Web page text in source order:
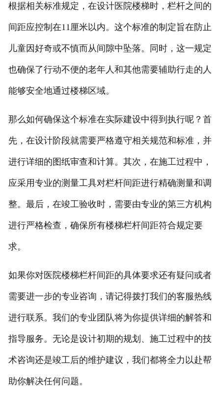
根据相关标准规定，在设计医院楼梯时，栏杆之间的
间距应控制在11厘米以内。这个标准的制定旨在防止
儿童因好奇或不慎而从间隙中坠落。同时，这一规定
也确保了行动不便的老年人和其他需要辅助行走的人
能够安全地通过楼梯区域。
那么如何确保这个标准在实际建设中得到执行呢？首
先，在设计阶段就需要严格遵守相关规范和标准，并
进行详细的图纸审查和计算。其次，在施工过程中，
应采用专业的测量工具对栏杆间距进行精确测量和调
整。最后，在竣工验收时，需要由专业的第三方机构
进行严格检查，确保所有楼梯栏杆间距符合规定要
求。
如果你对医院楼梯栏杆间距的具体要求还有疑问或者
需要进一步的专业咨询，请记得拨打我们的客服热线
进行联系。我们的专业团队将为你提供详细的解答和
指导服务。无论是设计初期的规划、施工过程中的技
术咨询还是竣工后的维护建议，我们都将全力以赴帮
助你解决任何问题。